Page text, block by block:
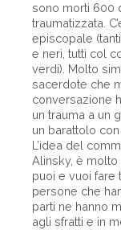
sono morti 600
traumatizzata.
episcopale
e neri, tutti col
verdi). Molto
sacerdote che
conversazione
un trauma a un
un barattolo
L’idea del
Alinsky, è
puoi e vuoi fare
persone che
parti ne hanno
agli sfratti e in